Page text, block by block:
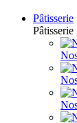
Pâtisserie
Pâtisserie